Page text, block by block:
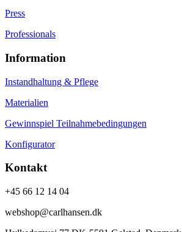
Press
Professionals
Information
Instandhaltung & Pflege
Materialien
Gewinnspiel Teilnahmebedingungen
Konfigurator
Kontakt
+45 66 12 14 04
webshop@carlhansen.dk